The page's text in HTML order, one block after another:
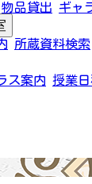
物品貸出 ギャ
所蔵資料検索
ス案内 授業